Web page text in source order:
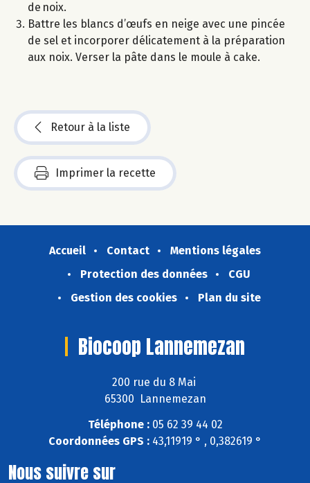
de noix.
Battre les blancs d’œufs en neige avec une pincée
de sel et incorporer délicatement à la préparation
aux noix. Verser la pâte dans le moule à cake.
Retour à la liste
Imprimer la recette
Accueil Contact
Mentions légales
Protection des données
CGU
Gestion des cookies
Plan du site
Biocoop Lannemezan
200 rue du 8 Mai
65300 Lannemezan
Téléphone :05 62 39 44 02
Coordonnées GPS : 43,11919 ° , 0,382619 °
Nous suivre sur